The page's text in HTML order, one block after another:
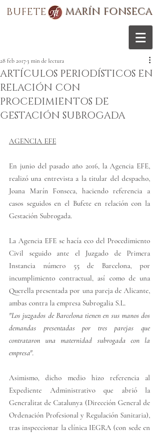
BUFETE MARÍN FONSECA
ARTÍCULOS PERIODÍSTICOS EN
RELACIÓN CON
PROCEDIMIENTOS DE
GESTACIÓN SUBROGADA
28 feb 20173 min de lectura
AGENCIA EFE
En junio del pasado año 2016, la Agencia EFE,
realizó una entrevista a la titular del despacho,
Joana Marín Fonseca, haciendo referencia a
casos seguidos en el Bufete en relación con la
Gestación Subrogada.
La Agencia EFE se hacía eco del Procedimiento
Civil seguido ante el Juzgado de Primera
Instancia número 55 de Barcelona, por
incumplimiento contractual, así como de una
Querella presentada por una pareja de Alicante,
ambas contra la empresa Subrogalia S.L.
"Los juzgados de Barcelona tienen en sus manos dos
demandas presentadas por tres parejas que
contrataron una maternidad subrogada con la
empresa".
Asimismo, dicho medio hizo referencia al
Expediente Administrativo que abrió la
Generalitat de Catalunya (Dirección General de
Ordenación Profesional y Regulación Sanitaria),
tras inspeccionar la clínica IEGRA (con sede en